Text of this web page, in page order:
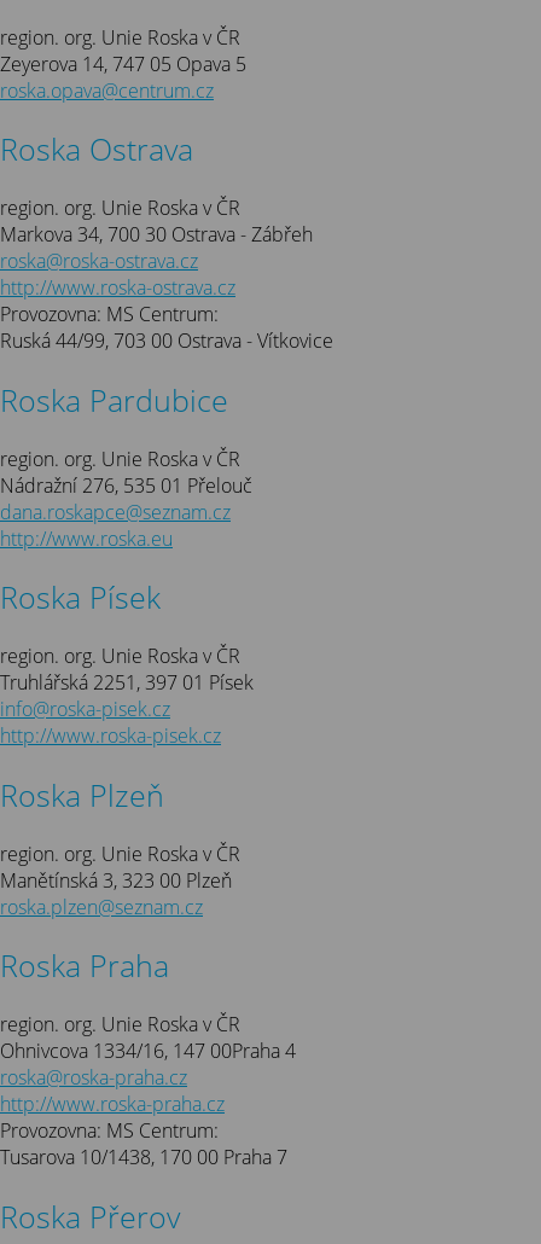
region. org. Unie Roska v ČR
Zeyerova 14, 747 05 Opava 5
roska.opava@centrum.cz
Roska Ostrava
region. org. Unie Roska v ČR
Markova 34, 700 30 Ostrava - Zábřeh
roska@roska-ostrava.cz
http://www.roska-ostrava.cz
Provozovna: MS Centrum:
Ruská 44/99, 703 00 Ostrava - Vítkovice
Roska Pardubice
region. org. Unie Roska v ČR
Nádražní 276, 535 01 Přelouč
dana.roskapce@seznam.cz
http://www.roska.eu
Roska Písek
region. org. Unie Roska v ČR
Truhlářská 2251, 397 01 Písek
info@roska-pisek.cz
http://www.roska-pisek.cz
Roska Plzeň
region. org. Unie Roska v ČR
Manětínská 3, 323 00 Plzeň
roska.plzen@seznam.cz
Roska Praha
region. org. Unie Roska v ČR
Ohnivcova 1334/16, 147 00Praha 4
roska@roska-praha.cz
http://www.roska-praha.cz
Provozovna: MS Centrum:
Tusarova 10/1438, 170 00 Praha 7
Roska Přerov